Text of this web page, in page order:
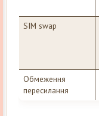
SIM swap
Обмеження
пересилання